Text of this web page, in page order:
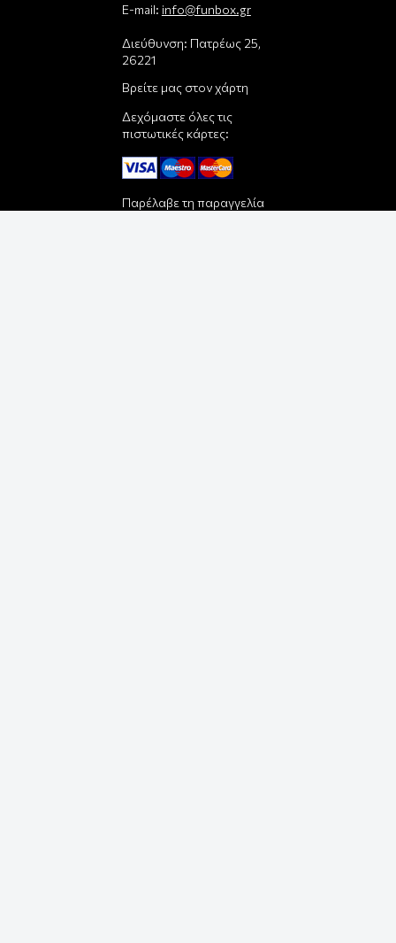
E-mail: info@funbox.gr
Διεύθυνση: Πατρέως 25,
26221
Βρείτε μας στον χάρτη
Δεχόμαστε όλες τις
πιστωτικές κάρτες:
Παρέλαβε τη παραγγελία